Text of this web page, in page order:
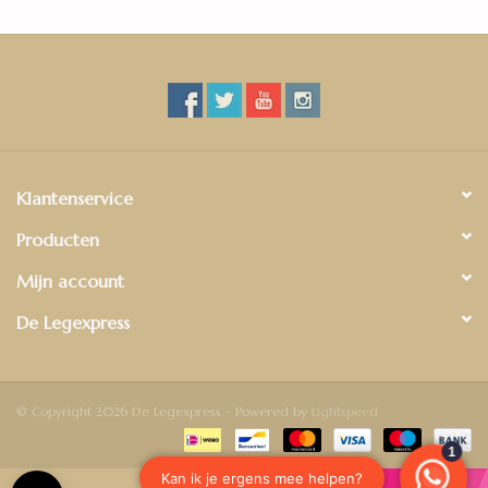
Klantenservice
Producten
Mijn account
De Legexpress
© Copyright 2026 De Legexpress - Powered by Lightspeed